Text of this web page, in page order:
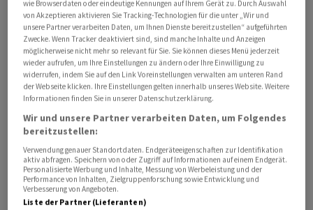
Staatsbahnen wie Trenitalia, SNCF, Deutsche Bahn und
ÖBB oft günstiger als bei den SBB. Ein Preisvergleich
lohnt sich deshalb fast immer. Übrigens: Wenn du
frühzeitig buchst, kannst du mit Spartickets ein echtes
Schnäppchen machen.
2. Wo tanken?
Aktuelle TCS-Daten zeigen: In Frankreich und Italien ist
Treibstoff nur unwesentlich günstiger als hierzulande.
In Deutschland sparen Autofahrer rund 10 Rappen pro
Liter. Am günstigsten ist das Tanken in Österreich. Dort
wie Browserdaten oder eindeutige Kennungen auf Ihrem Gerät zu. Durch Auswahl
von Akzeptieren aktivieren Sie Tracking-Technologien für die unter „Wir und
unsere Partner verarbeiten Daten, um Ihnen Dienste bereitzustellen“ aufgeführten
Zwecke. Wenn Tracker deaktiviert sind, sind manche Inhalte und Anzeigen
möglicherweise nicht mehr so relevant für Sie. Sie können dieses Menü jederzeit
wieder aufrufen, um Ihre Einstellungen zu ändern oder Ihre Einwilligung zu
widerrufen, indem Sie auf den Link Voreinstellungen verwalten am unteren Rand
der Webseite klicken. Ihre Einstellungen gelten innerhalb unseres Website. Weitere
Informationen finden Sie in unserer Datenschutzerklärung.
Wir und unsere Partner verarbeiten Daten, um Folgendes
bereitzustellen:
Verwendung genauer Standortdaten. Endgeräteeigenschaften zur Identifikation
aktiv abfragen. Speichern von oder Zugriff auf Informationen auf einem Endgerät.
Personalisierte Werbung und Inhalte, Messung von Werbeleistung und der
Performance von Inhalten, Zielgruppenforschung sowie Entwicklung und
Verbesserung von Angeboten.
Liste der Partner (Lieferanten)